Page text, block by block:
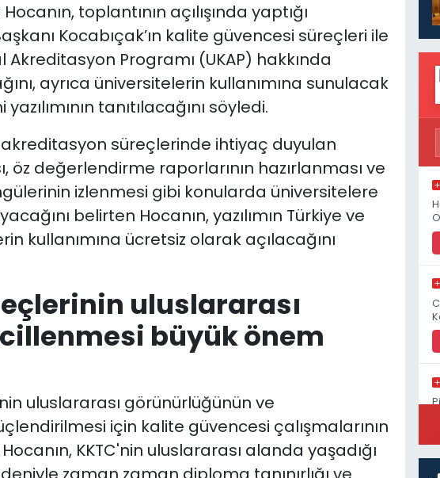
toplantının açılışında yaptığı
Kocabıçak’ın kalite güvencesi süreçleri ile
Akreditasyon Programı (UKAP) hakkında
ayrıca üniversitelerin kullanımına sunulacak
tanıtılacağını söyledi.
akreditasyon süreçlerinde ihtiyaç duyulan
öz değerlendirme raporlarının hazırlanması ve
izlenmesi gibi konularda üniversitelere
belirten Hocanın, yazılımın Türkiye ve
kullanımına ücretsiz olarak açılacağını
uluslararası
büyük önem
uluslararası görünürlüğünün ve
için kalite güvencesi çalışmalarının
KKTC'nin uluslararası alanda yaşadığı